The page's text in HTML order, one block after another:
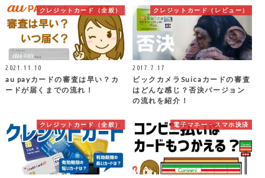
クレジットカード（全般）
2021.11.10
au payカードの審査は早い？カ
ードが届くまでの流れ！
クレジットカード（レビュー）
2017.7.17
ビックカメラSuicaカードの審査
はどんな感じ？否決バージョン
の流れを紹介！
クレジットカード（全般） 電子マネー・スマホ決済